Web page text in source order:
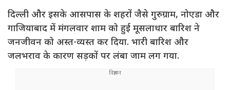
दिल्ली और इसके आसपास के शहरों जैसे गुरुग्राम, नोएडा और
गाजियाबाद में मंगलवार शाम को हुई मूसलाधार बारिश ने
जनजीवन को अस्त-व्यस्त कर दिया. भारी बारिश और
जलभराव के कारण सड़कों पर लंबा जाम लग गया.